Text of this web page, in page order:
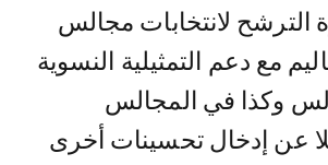
لانتخابات مجالس
مع دعم التمثيلية النسوية
وكذا في المجالس
عن إدخال تحسينات أخرى